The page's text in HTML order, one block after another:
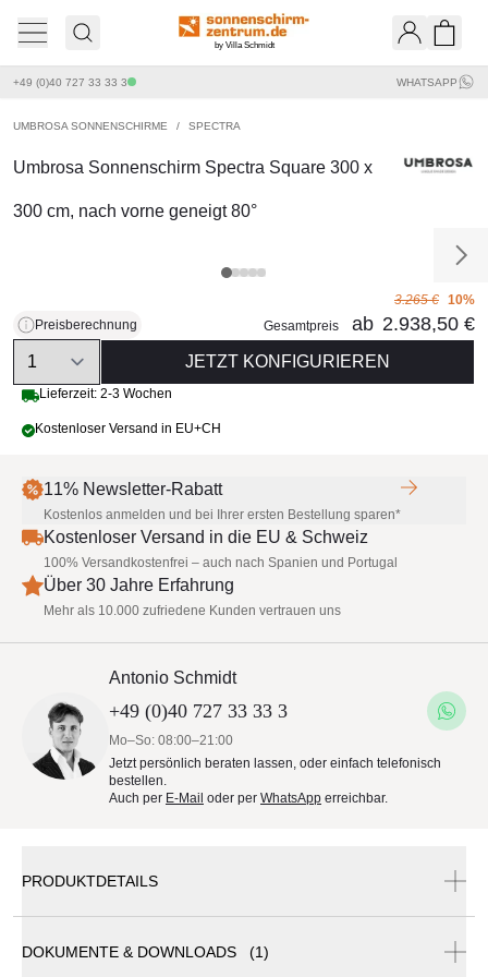
by Villa Schmidt
+49 (0)40 727 33 33 3 WHATSAPP
UMBROSA SONNENSCHIRME / SPECTRA
Umbrosa Sonnenschirm Spectra Square 300 x
300 cm, nach vorne geneigt 80°
Preisberechnung
3.265 € 10%
Gesamtpreis
ab 2.938,50 €
Quantity
JETZT KONFIGURIEREN
Lieferzeit: 2-3 Wochen
Kostenloser Versand in EU+CH
11% Newsletter-Rabatt
Kostenlos anmelden und bei Ihrer ersten Bestellung sparen*
Kostenloser Versand in die EU & Schweiz
100% Versandkostenfrei – auch nach Spanien und Portugal
Über 30 Jahre Erfahrung
Mehr als 10.000 zufriedene Kunden vertrauen uns
Antonio Schmidt
+49 (0)40 727 33 33 3
Mo–So: 08:00–21:00
Jetzt persönlich beraten lassen, oder einfach telefonisch
bestellen.
Auch per E-Mail oder per WhatsApp erreichbar.
PRODUKTDETAILS
DOKUMENTE & DOWNLOADS (1)